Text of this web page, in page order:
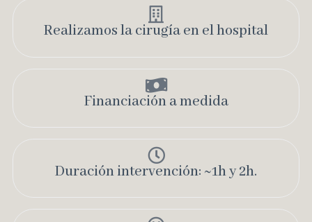
Realizamos la cirugía en el hospital​
Financiación a medida​
Duración intervención: ~1h y 2h.